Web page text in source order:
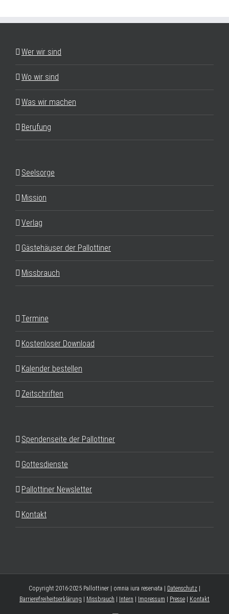
Wer wir sind
Wo wir sind
Was wir machen
Berufung
Seelsorge
Mission
Verlag
Gästehäuser der Pallottiner
Missbrauch
Termine
Kostenloser Download
Kalender bestellen
Zeitschriften
Spendenseite der Pallottiner
Gottesdienste
Pallottiner Newsletter
Kontakt
Copyright 2016-2025 Pallottiner | omnia iura reservata | Datenschutz
Barrierefreiheitserklärung
Missbrauch Intern Impressum Presse Kontakt